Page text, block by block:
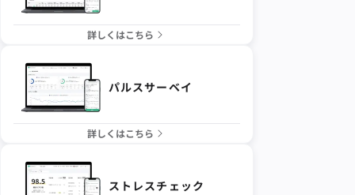
詳しくはこちら
パルスサーベイ
詳しくはこちら
ストレスチェック